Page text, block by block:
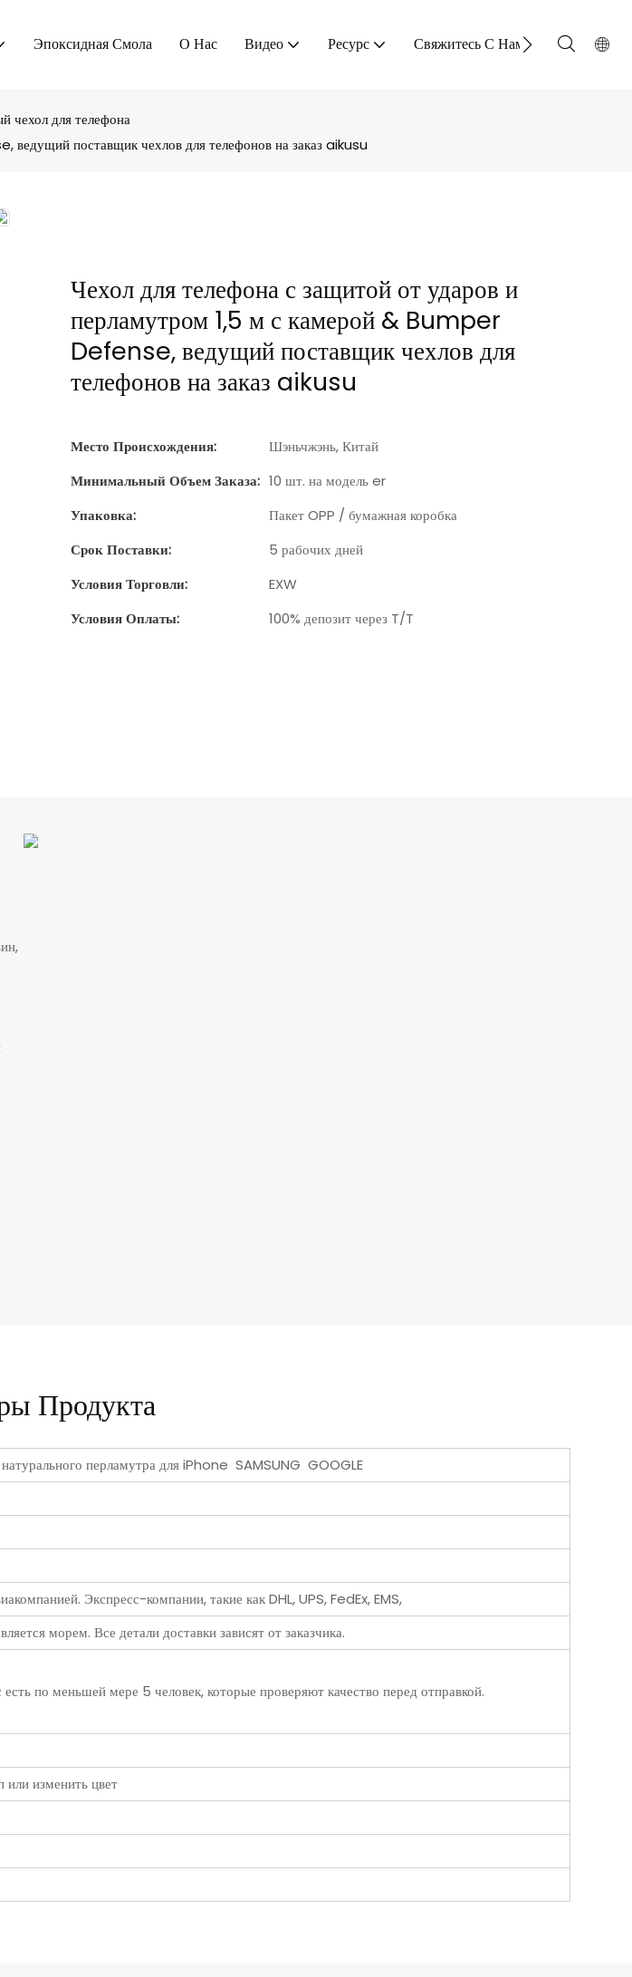
Эпоксидная Смола О Нас Видео Ресурс Свяжитесь С Нами
чехол для телефона
поставщик чехлов для телефонов на заказ aikusu
Чехол для телефона с защитой от ударов и
перламутром 1,5 м с камерой & Bumper
Defense, ведущий поставщик чехлов для
телефонов на заказ aikusu
Место Происхождения:
Шэньчжэнь, Китай
Минимальный Объем Заказа: 10 шт. на модель er
Упаковка:
Пакет OPP / бумажная коробка
Срок Поставки:
5 рабочих дней
Условия Торговли:
EXW
Условия Оплаты:
100% депозит через T/T
Продукта
перламутра для iPhone SAMSUNG GOOGLE
Экспресс-компании, такие как DHL, UPS, FedEx, EMS,
морем. Все детали доставки зависят от заказчика.
по меньшей мере 5 человек, которые проверяют качество перед отправкой.
или изменить цвет